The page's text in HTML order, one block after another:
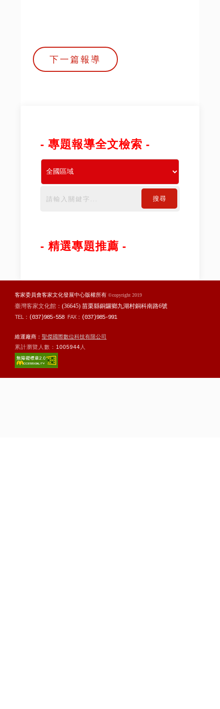
下一篇報導
- 專題報導全文檢索 -
搜尋
- 精選專題推薦 -
客家委員會客家文化發展中心版權所有 ©copyright 2019
臺灣客家文化館： (36645) 苗栗縣銅鑼鄉九湖村銅科南路6號
TEL： (037)985-558FAX： (037)985-991
維運廠商： 聖傑國際數位科技有限公司
累計瀏覽人數： 1005944 人